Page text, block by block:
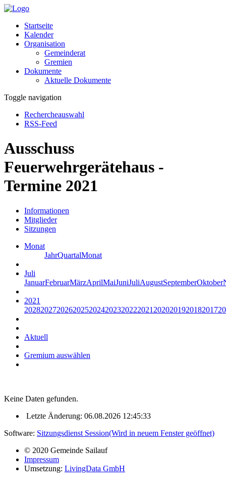
Startseite
Kalender
Organisation
Gemeinderat
Gremien
Dokumente
Aktuelle Dokumente
Toggle navigation
Rechercheauswahl
RSS-Feed
Ausschuss
Feuerwehrgerätehaus -
Termine 2021
Informationen
Mitglieder
Sitzungen
Monat
JahrQuartalMonat
Juli
JanuarFebruarMärzAprilMaiJuniJuliAugustSeptemberOktober
2021
20282027202620252024202320222021 2020201920182017
Aktuell
Gremium auswählen
Keine Daten gefunden.
Letzte Änderung: 06.08.2026 12:45:33
Software: Sitzungsdienst Session(Wird in neuem Fenster geöffnet)
© 2020 Gemeinde Sailauf
Impressum
Umsetzung: LivingData GmbH